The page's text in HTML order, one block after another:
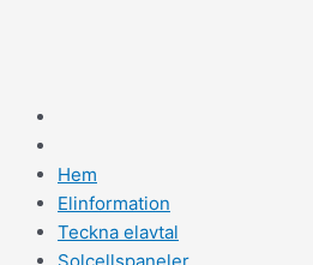
Hem
Elinformation
Teckna elavtal